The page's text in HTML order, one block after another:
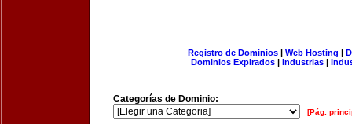
Registro de Dominios| Web Hosting |
Dominios Expirados | Industrias |
Categorías de Dominio:
[Pág.